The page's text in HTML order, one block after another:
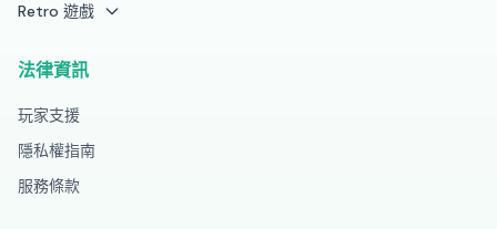
Retro 遊戲
法律資訊
玩家支援
隱私權指南
服務條款